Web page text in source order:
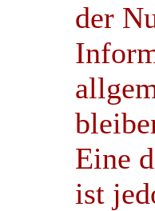
der
Eine
ist